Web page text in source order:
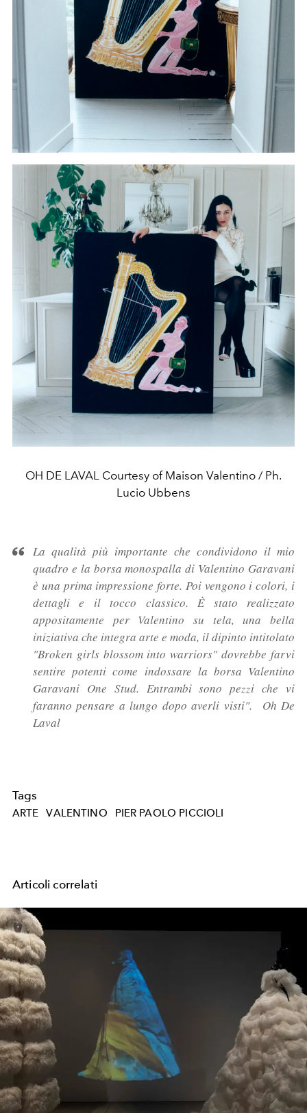
OH DE LAVAL Courtesy of Maison Valentino / Ph.
Lucio Ubbens
La qualità più importante che condividono il mio
quadro e la borsa monospalla di Valentino Garavani
è una prima impressione forte. Poi vengono i colori, i
dettagli e il tocco classico. È stato realizzato
appositamente per Valentino su tela, una bella
iniziativa che integra arte e moda, il dipinto intitolato
"Broken girls blossom into warriors" dovrebbe farvi
sentire potenti come indossare la borsa Valentino
Garavani One Stud. Entrambi sono pezzi che vi
faranno pensare a lungo dopo averli visti". Oh De
Laval
Tags
ARTE VALENTINO PIER PAOLO PICCIOLI
Articoli correlati